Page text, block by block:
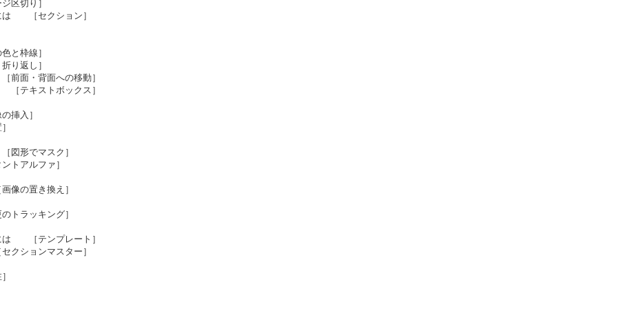
区切り］
は ［セクション］
と枠線］
り返し］
面・背面への移動］
テキストボックス］
挿入］
形でマスク］
トアルファ］
の置き換え］
ラッキング］
は ［テンプレート］
ションマスター］